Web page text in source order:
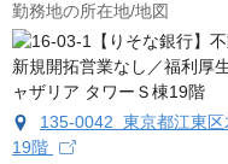
勤務地の所在地/地図
135-0042 東京都江東
19階